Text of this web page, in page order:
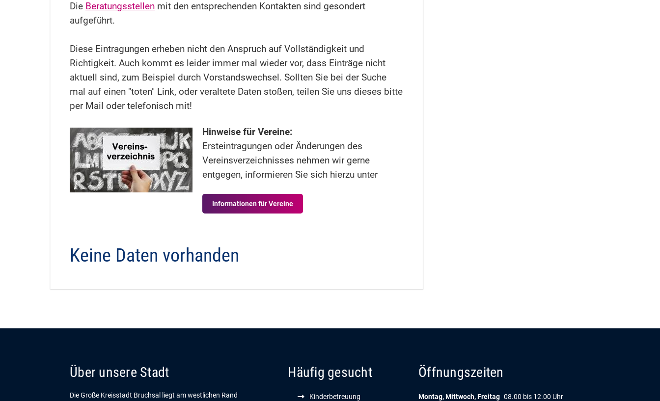
Die Beratungsstellen mit den entsprechenden Kontakten sind gesondert
aufgeführt.
Diese Eintragungen erheben nicht den Anspruch auf Vollständigkeit und
Richtigkeit. Auch kommt es leider immer mal wieder vor, dass Einträge nicht
aktuell sind, zum Beispiel durch Vorstandswechsel. Sollten Sie bei der Suche
mal auf einen "toten" Link, oder veraltete Daten stoßen, teilen Sie uns dieses bitte
per Mail oder telefonisch mit!
Hinweise für Vereine:
Ersteintragungen oder Änderungen des
Vereinsverzeichnisses nehmen wir gerne
entgegen, informieren Sie sich hierzu unter
Informationen für Vereine
Keine Daten vorhanden
Über unsere Stadt
Die Große Kreisstadt Bruchsal liegt am westlichen Rand
Häufig gesucht
Kinderbetreuung
Öffnungszeiten
Montag, Mittwoch, Freitag 08.00 bis 12.00 Uhr